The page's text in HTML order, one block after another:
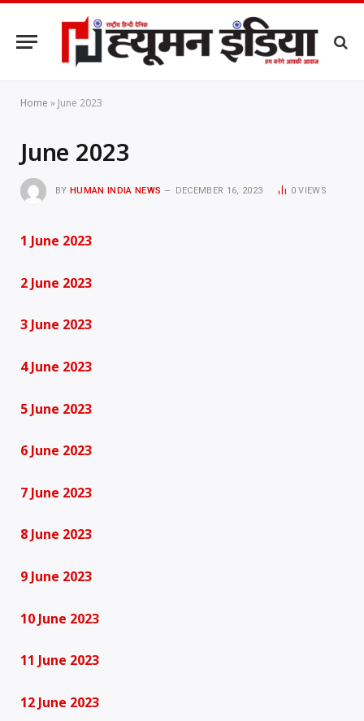
Home » June 2023
June 2023
BY HUMAN INDIA NEWS DECEMBER 16, 2023 0VIEWS
1 June 2023
2 June 2023
3 June 2023
4 June 2023
5 June 2023
6 June 2023
7 June 2023
8 June 2023
9 June 2023
10 June 2023
11 June 2023
12 June 2023